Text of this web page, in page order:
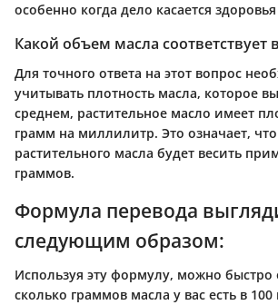
особенно когда дело касается
Какой объем масла соответствует
Для точного ответа на этот вопрос
учитывать плотность масла, которое
среднем, растительное масло имеет
грамм на миллилитр. Это означает,
растительного масла будет весить
граммов.
Формула перевода
следующим образом:
Используя эту формулу, можно быстро
сколько граммов масла у вас есть в